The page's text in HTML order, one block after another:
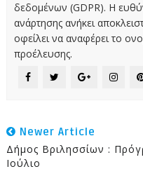
δεδομένων (GDPR). Η
ανάρτησης ανήκει
οφείλει να αναφέρει το
προέλευσης.
Newer Article
Δήμος Βριλησσίων :
Ιούλιο